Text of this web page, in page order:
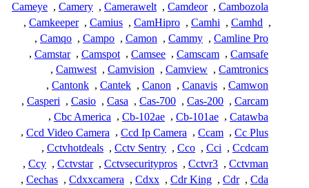
Cambozola
,
Camdeor
,
Camerawelt
,
Camery
,
Cameye
,
Camhd
,
Camhi
,
CamHipro
,
Camius
,
Camkeeper
,
Camline Pro
,
Cammy
,
Camon
,
Campo
,
Camqo
,
Camsafe
,
Camscam
,
Camsee
,
Camspot
,
Camstar
,
Camtronics
,
Camview
,
Camvision
,
Camwest
,
Camwon
,
Canavis
,
Canon
,
Cantek
,
Cantonk
,
Carcam
,
Cas-200
,
Cas-700
,
Casa
,
Casio
,
Casperi
,
Catawba
,
Cb-101ae
,
Cb-102ae
,
Cbc America
,
Cc Plus
,
Ccam
,
Ccd Ip Camera
,
Ccd Video Camera
,
Ccdcam
,
Cci
,
Cco
,
Cctv Sentry
,
Cctvhotdeals
,
Cctvman
,
Cctvr3
,
Cctvsecuritypros
,
Cctvstar
,
Ccy
,
Cda
,
Cdr
,
Cdr King
,
Cdxx
,
Cdxxcamera
,
Cechas
,